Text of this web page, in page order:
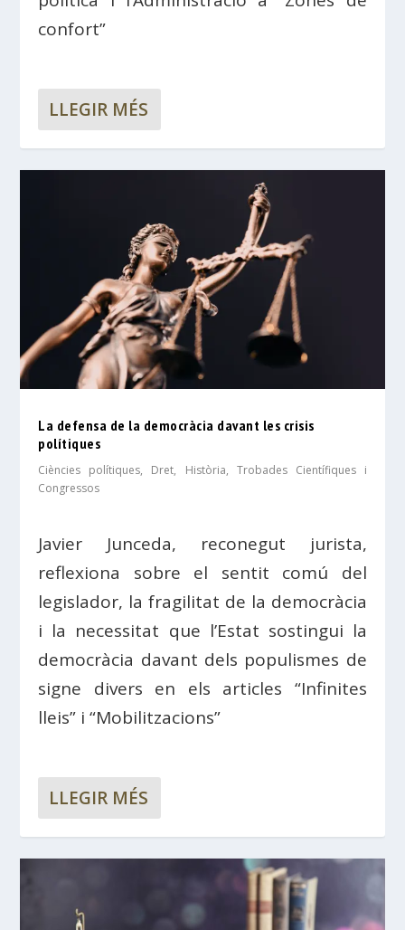
confort”
LLEGIR MÉS
La defensa de la democràcia davant les crisis
polítiques
Ciències polítiques, Dret, Història, Trobades Científiques i
Congressos
Javier Junceda, reconegut jurista,
reflexiona sobre el sentit comú del
legislador, la fragilitat de la democràcia
i la necessitat que l’Estat sostingui la
democràcia davant dels populismes de
signe divers en els articles “Infinites
lleis” i “Mobilitzacions”
LLEGIR MÉS